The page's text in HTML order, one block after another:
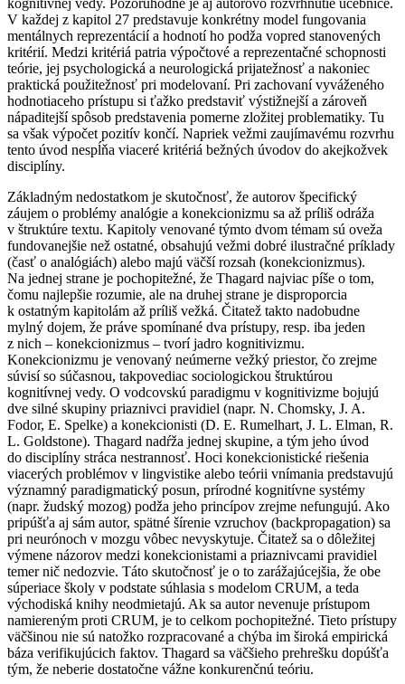
V každej z kapitol 27 predstavuje konkrétny model fungovania
mentálnych reprezentácií a hodnotí ho podža vopred stanovených
kritérií. Medzi kritériá patria výpočtové a reprezentačné schopnosti
teórie, jej psychologická a neurologická prijatežnosť a nakoniec
praktická použitežnosť pri modelovaní. Pri zachovaní vyváženého
hodnotiaceho prístupu si ťažko predstaviť výstižnejší a zároveň
nápaditejší spôsob predstavenia pomerne zložitej problematiky. Tu
sa však výpočet pozitív končí. Napriek vežmi zaujímavému rozvrhu
tento úvod nespĺňa viaceré kritériá bežných úvodov do akejkožvek
disciplíny.
Základným nedostatkom je skutočnosť, že autorov špecifický
záujem o problémy analógie a konekcionizmu sa až príliš odráža
v štruktúre textu. Kapitoly venované týmto dvom témam sú oveža
fundovanejšie než ostatné, obsahujú vežmi dobré ilustračné príklady
(časť o analógiách) alebo majú väčší rozsah (konekcionizmus).
Na jednej strane je pochopitežné, že Thagard najviac píše o tom,
čomu najlepšie rozumie, ale na druhej strane je disproporcia
k ostatným kapitolám až príliš vežká. Čitatež takto nadobudne
mylný dojem, že práve spomínané dva prístupy, resp. iba jeden
z nich – konekcionizmus – tvorí jadro kognitivizmu.
Konekcionizmu je venovaný neúmerne vežký priestor, čo zrejme
súvisí so súčasnou, takpovediac sociologickou štruktúrou
kognitívnej vedy. O vodcovskú paradigmu v kognitivizme bojujú
dve silné skupiny priaznivci pravidiel (napr. N. Chomsky, J. A.
Fodor, E. Spelke) a konekcionisti (D. E. Rumelhart, J. L. Elman, R.
L. Goldstone). Thagard nadŕža jednej skupine, a tým jeho úvod
do disciplíny stráca nestrannosť. Hoci konekcionistické riešenia
viacerých problémov v lingvistike alebo teórii vnímania predstavujú
významný paradigmatický posun, prírodné kognitívne systémy
(napr. žudský mozog) podža jeho princípov zrejme nefungujú. Ako
pripúšťa aj sám autor, spätné šírenie vzruchov (backpropagation) sa
pri neurónoch v mozgu vôbec nevyskytuje. Čitatež sa o dôležitej
výmene názorov medzi konekcionistami a priaznivcami pravidiel
temer nič nedozvie. Táto skutočnosť je o to zarážajúcejšia, že obe
súperiace školy v podstate súhlasia s modelom CRUM, a teda
východiská knihy neodmietajú. Ak sa autor nevenuje prístupom
namiereným proti CRUM, je to celkom pochopitežné. Tieto prístupy
väčšinou nie sú natožko rozpracované a chýba im široká empirická
báza verifikujúcich faktov. Thagard sa väčšieho prehrešku dopúšťa
tým, že neberie dostatočne vážne konkurenčnú teóriu.